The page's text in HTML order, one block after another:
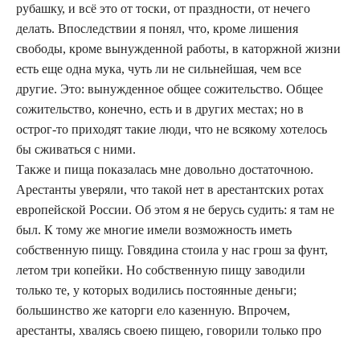
рубашку, и всё это от тоски, от праздности, от нечего
делать. Впоследствии я понял, что, кроме лишения
свободы, кроме вынужденной работы, в каторжной жизни
есть еще одна мука, чуть ли не сильнейшая, чем все
другие. Это: вынужденное общее сожительство. Общее
сожительство, конечно, есть и в других местах; но в
острог-то приходят такие люди, что не всякому хотелось
бы сживаться с ними.
Также и пища показалась мне довольно достаточною.
Арестанты уверяли, что такой нет в арестантских ротах
европейской России. Об этом я не берусь судить: я там не
был. К тому же многие имели возможность иметь
собственную пищу. Говядина стоила у нас грош за фунт,
летом три копейки. Но собственную пищу заводили
только те, у которых водились постоянные деньги;
большинство же каторги ело казенную. Впрочем,
арестанты, хвалясь своею пищею, говорили только про